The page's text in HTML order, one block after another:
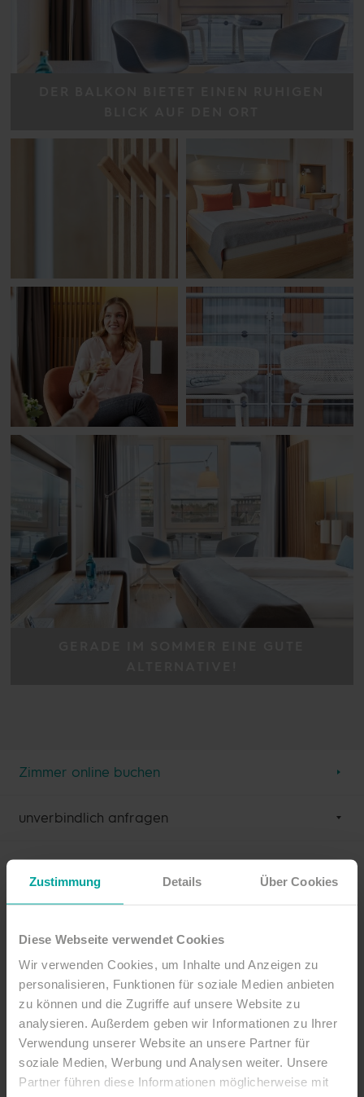
Zustimmung Details Über Cookies
Diese Webseite verwendet Cookies
Wir verwenden Cookies, um Inhalte und Anzeigen zu
personalisieren, Funktionen für soziale Medien anbieten
zu können und die Zugriffe auf unsere Website zu
analysieren. Außerdem geben wir Informationen zu Ihrer
Verwendung unserer Website an unsere Partner für
soziale Medien, Werbung und Analysen weiter. Unsere
Partner führen diese Informationen möglicherweise mit
Zimmer online buchen
unverbindlich anfragen
Unverbindlich anfragen
Anrede
Vorname